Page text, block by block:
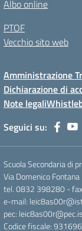
Albo online
PTOF
Vecchio sito web
Amministrazione
Dichiarazione di
Note legali
Seguici su:
Scuola Secondaria di
Via Domenico Fontana
tel. 0832 398280 -
e-mail:
pec:
Codice fiscale: